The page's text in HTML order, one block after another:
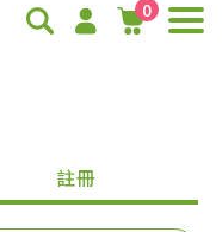
0
註冊